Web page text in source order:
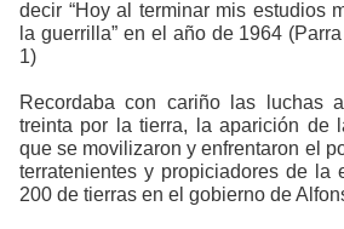
decir “Hoy al terminar mis estudios
la guerrilla” en el año de 1964
1)
Recordaba con cariño las luchas
treinta por la tierra, la aparición de
que se movilizaron y enfrentaron el
terratenientes y propiciadores de la
200 de tierras en el gobierno de